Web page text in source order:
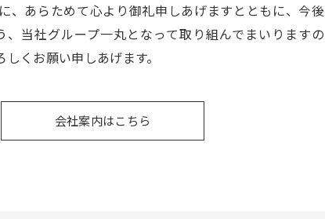
、あらためて心より御礼申しあげますとともに、今後
当社グループ一丸となって取り組んでまいりますの
くお願い申しあげます。
会社案内はこちら